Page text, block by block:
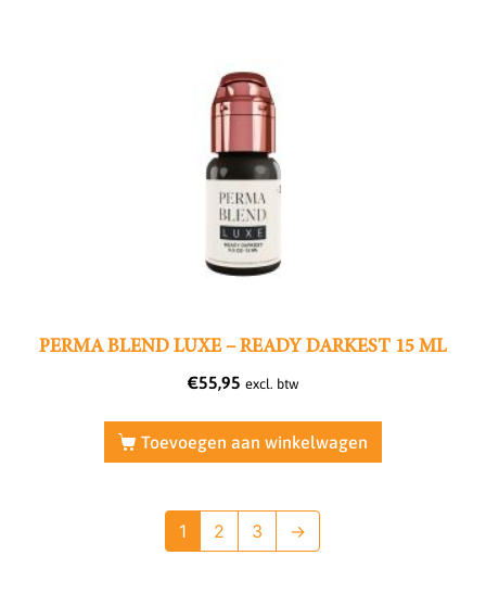
PERMA BLEND LUXE – READY DARKEST 15 ML
€55,95 excl. btw
Toevoegen aan winkelwagen
1 2 3 →